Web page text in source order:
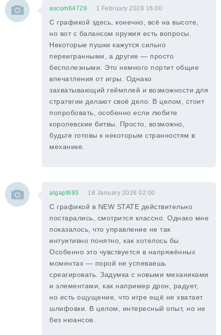
ascom64729 1 February 2026 16:00
С графикой здесь, конечно, всё на высоте,
но вот с балансом оружия есть вопросы.
Некоторые пушки кажутся сильно
переигранными, а другие — просто
бесполезными. Это немного портит общие
впечатления от игры. Однако
захватывающий геймплей и возможности для
стратегии делают своё дело. В целом, стоит
попробовать, особенно если любите
королевские битвы. Просто, возможно,
будьте готовы к некоторым странностям в
механике.
algapt693 18 January 2026 02:00
С графикой в NEW STATE действительно
постарались, смотрится классно. Однако мне
показалось, что управление не так
интуитивно понятно, как хотелось бы.
Особенно это чувствуется в напряжённых
моментах — порой не успеваешь
среагировать. Задумка с новыми механиками
и элементами, как например дрон, радует,
но есть ощущение, что игре ещё не хватает
шлифовки. В целом, интересный опыт, но не
без нюансов.